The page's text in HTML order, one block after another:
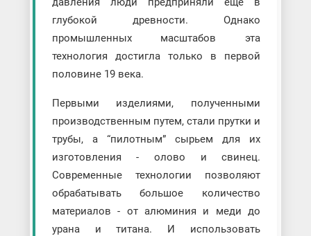
глубокой древности. Однако
промышленных масштабов эта
технология достигла только в первой
половине 19 века.
Первыми изделиями, полученными
производственным путем, стали прутки и
трубы, а “пилотным” сырьем для их
изготовления - олово и свинец.
Современные технологии позволяют
обрабатывать большое количество
материалов - от алюминия и меди до
урана и титана. И использовать